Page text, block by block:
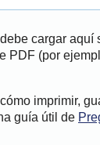
cargar aquí
PDF (por
imprimir,
guía útil de